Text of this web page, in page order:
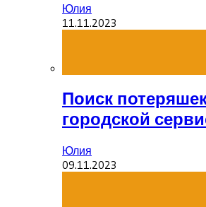
Юлия
11.11.2023
Поиск
городской
Юлия
09.11.2023